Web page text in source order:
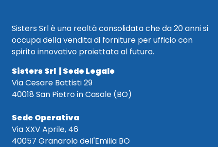
Sisters Srl è una realtà consolidata che da 20 anni si
occupa della vendita di forniture per ufficio con
spirito innovativo proiettata al futuro.
Sisters Srl | Sede Legale
Via Cesare Battisti 29
40018 San Pietro in Casale (BO)
Sede Operativa
Via XXV Aprile, 46
40057 Granarolo dell'Emilia BO